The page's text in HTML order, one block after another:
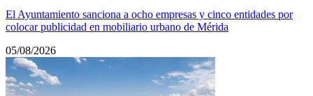
El Ayuntamiento sanciona a ocho empresas y cinco entidades por
colocar publicidad en mobiliario urbano de Mérida
05/08/2026